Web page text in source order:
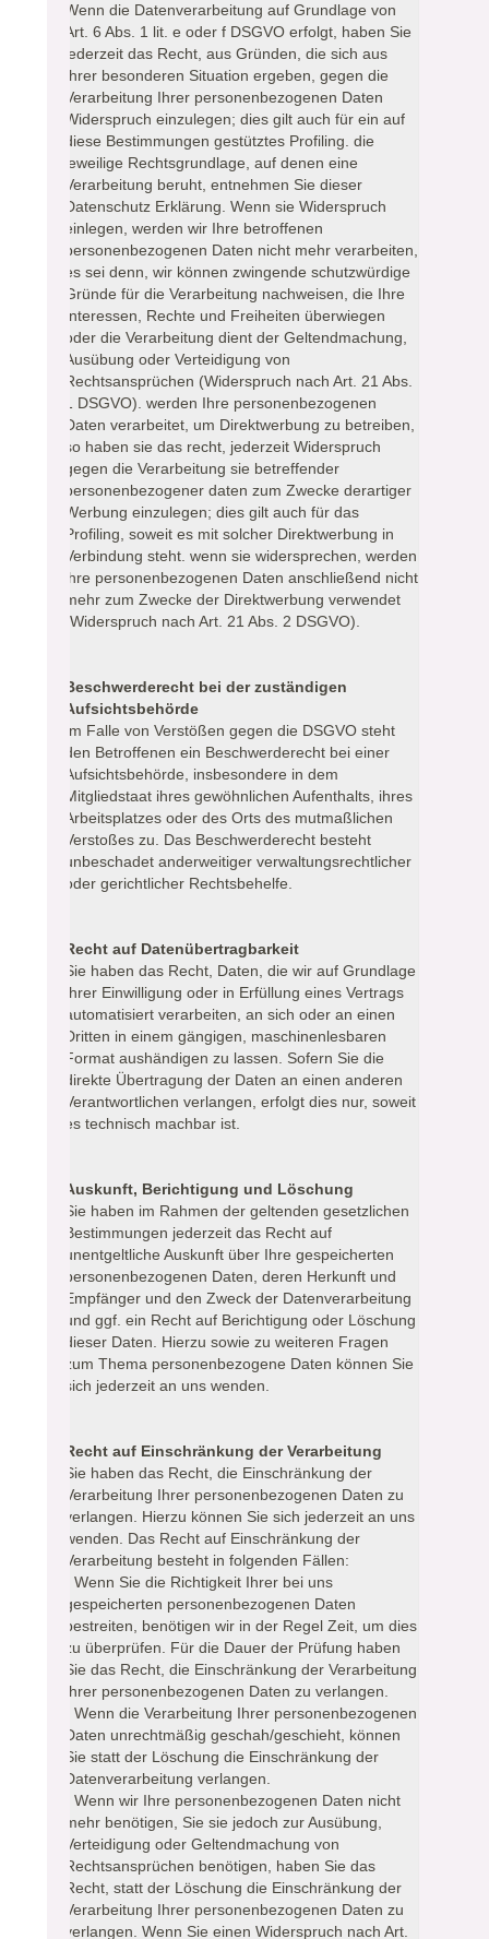
Wenn die Datenverarbeitung auf Grundlage von
Art. 6 Abs. 1 lit. e oder f DSGVO erfolgt, haben Sie
jederzeit das Recht, aus Gründen, die sich aus
Ihrer besonderen Situation ergeben, gegen die
Verarbeitung Ihrer personenbezogenen Daten
Widerspruch einzulegen; dies gilt auch für ein auf
diese Bestimmungen gestütztes Profiling. die
jeweilige Rechtsgrundlage, auf denen eine
Verarbeitung beruht, entnehmen Sie dieser
Datenschutz Erklärung. Wenn sie Widerspruch
einlegen, werden wir Ihre betroffenen
personenbezogenen Daten nicht mehr verarbeiten,
es sei denn, wir können zwingende schutzwürdige
Gründe für die Verarbeitung nachweisen, die Ihre
Interessen, Rechte und Freiheiten überwiegen
oder die Verarbeitung dient der Geltendmachung,
Ausübung oder Verteidigung von
Rechtsansprüchen (Widerspruch nach Art. 21 Abs.
1 DSGVO). werden Ihre personenbezogenen
Daten verarbeitet, um Direktwerbung zu betreiben,
so haben sie das recht, jederzeit Widerspruch
gegen die Verarbeitung sie betreffender
personenbezogener daten zum Zwecke derartiger
Werbung einzulegen; dies gilt auch für das
Profiling, soweit es mit solcher Direktwerbung in
Verbindung steht. wenn sie widersprechen, werden
ihre personenbezogenen Daten anschließend nicht
mehr zum Zwecke der Direktwerbung verwendet
(Widerspruch nach Art. 21 Abs. 2 DSGVO).
Beschwerderecht bei der zuständigen
Aufsichtsbehörde
Im Falle von Verstößen gegen die DSGVO steht
den Betroffenen ein Beschwerderecht bei einer
Aufsichtsbehörde, insbesondere in dem
Mitgliedstaat ihres gewöhnlichen Aufenthalts, ihres
Arbeitsplatzes oder des Orts des mutmaßlichen
Verstoßes zu. Das Beschwerderecht besteht
unbeschadet anderweitiger verwaltungsrechtlicher
oder gerichtlicher Rechtsbehelfe.
Recht auf Datenübertragbarkeit
Sie haben das Recht, Daten, die wir auf Grundlage
Ihrer Einwilligung oder in Erfüllung eines Vertrags
automatisiert verarbeiten, an sich oder an einen
Dritten in einem gängigen, maschinenlesbaren
Format aushändigen zu lassen. Sofern Sie die
direkte Übertragung der Daten an einen anderen
Verantwortlichen verlangen, erfolgt dies nur, soweit
es technisch machbar ist.
Auskunft, Berichtigung und Löschung
Sie haben im Rahmen der geltenden gesetzlichen
Bestimmungen jederzeit das Recht auf
unentgeltliche Auskunft über Ihre gespeicherten
personenbezogenen Daten, deren Herkunft und
Empfänger und den Zweck der Datenverarbeitung
und ggf. ein Recht auf Berichtigung oder Löschung
dieser Daten. Hierzu sowie zu weiteren Fragen
zum Thema personenbezogene Daten können Sie
sich jederzeit an uns wenden.
Recht auf Einschränkung der Verarbeitung
Sie haben das Recht, die Einschränkung der
Verarbeitung Ihrer personenbezogenen Daten zu
verlangen. Hierzu können Sie sich jederzeit an uns
wenden. Das Recht auf Einschränkung der
Verarbeitung besteht in folgenden Fällen:
- Wenn Sie die Richtigkeit Ihrer bei uns
gespeicherten personenbezogenen Daten
bestreiten, benötigen wir in der Regel Zeit, um dies
zu überprüfen. Für die Dauer der Prüfung haben
Sie das Recht, die Einschränkung der Verarbeitung
Ihrer personenbezogenen Daten zu verlangen.
- Wenn die Verarbeitung Ihrer personenbezogenen
Daten unrechtmäßig geschah/geschieht, können
Sie statt der Löschung die Einschränkung der
Datenverarbeitung verlangen.
- Wenn wir Ihre personenbezogenen Daten nicht
mehr benötigen, Sie sie jedoch zur Ausübung,
Verteidigung oder Geltendmachung von
Rechtsansprüchen benötigen, haben Sie das
Recht, statt der Löschung die Einschränkung der
Verarbeitung Ihrer personenbezogenen Daten zu
verlangen. Wenn Sie einen Widerspruch nach Art.